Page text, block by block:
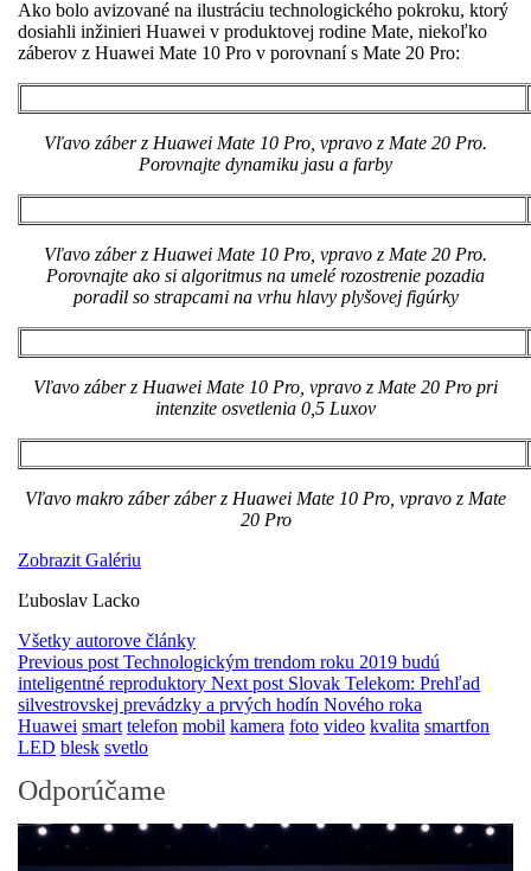
Ako bolo avizované na ilustráciu technologického pokroku, ktorý
dosiahli inžinieri Huawei v produktovej rodine Mate, niekoľko
záberov z Huawei Mate 10 Pro v porovnaní s Mate 20 Pro:
Vľavo záber z Huawei Mate 10 Pro, vpravo z Mate 20 Pro.
Porovnajte dynamiku jasu a farby
Vľavo záber z Huawei Mate 10 Pro, vpravo z Mate 20 Pro.
Porovnajte ako si algoritmus na umelé rozostrenie pozadia
poradil so strapcami na vrhu hlavy plyšovej figúrky
Vľavo záber z Huawei Mate 10 Pro, vpravo z Mate 20 Pro pri
intenzite osvetlenia 0,5 Luxov
Vľavo makro záber záber z Huawei Mate 10 Pro, vpravo z Mate
20 Pro
Zobrazit Galériu
Ľuboslav Lacko
Všetky autorove články
Previous post Technologickým trendom roku 2019 budú
inteligentné reproduktory Next post Slovak Telekom: Prehľad
silvestrovskej prevádzky a prvých hodín Nového roka
Huawei smart telefon mobil kamera foto video kvalita smartfon
LED blesk svetlo
Odporúčame